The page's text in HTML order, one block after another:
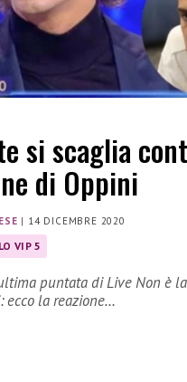
si scaglia
di Oppini
| 14 DICEMBRE 2020
VIP 5
puntata di Live Non è
ecco la reazione…